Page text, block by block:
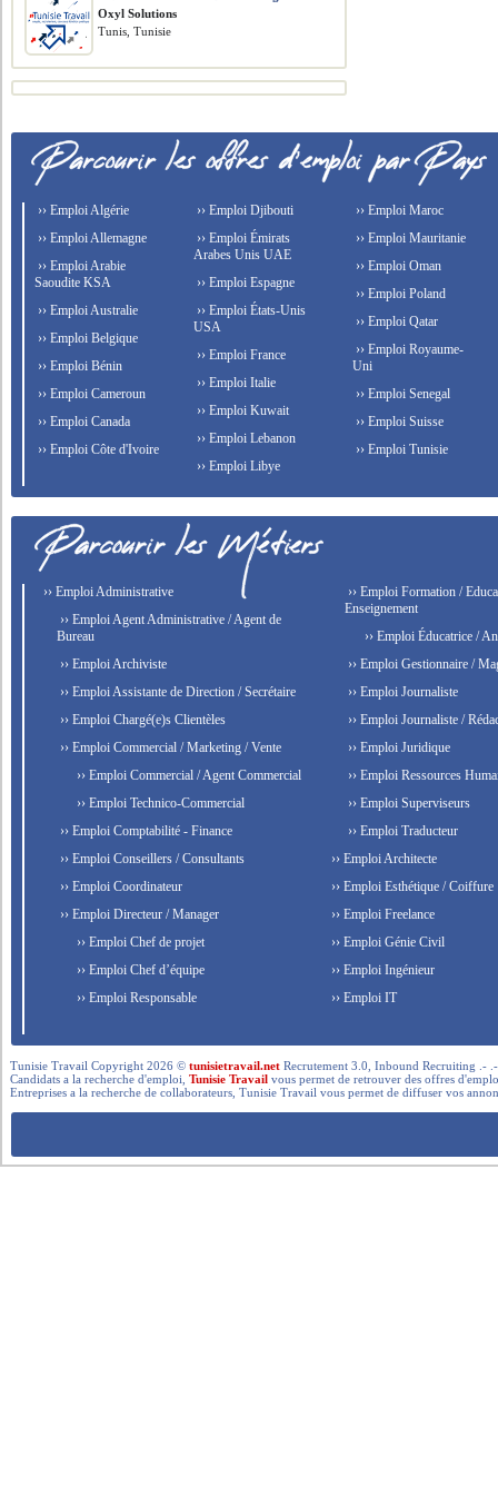
Oxyl Solutions
Tunis, Tunisie
›› Emploi Algérie
›› Emploi Allemagne
›› Emploi Arabie
Saoudite KSA
›› Emploi Australie
›› Emploi Belgique
›› Emploi Bénin
›› Emploi Cameroun
›› Emploi Canada
›› Emploi Côte d'Ivoire
›› Emploi Djibouti
›› Emploi Émirats
Arabes Unis UAE
›› Emploi Espagne
›› Emploi États-Unis
USA
›› Emploi France
›› Emploi Italie
›› Emploi Kuwait
›› Emploi Lebanon
›› Emploi Libye
›› Emploi Maroc
›› Emploi Mauritanie
›› Emploi Oman
›› Emploi Poland
›› Emploi Qatar
›› Emploi Royaume-
Uni
›› Emploi Senegal
›› Emploi Suisse
›› Emploi Tunisie
›› Emploi Administrative
›› Emploi Agent Administrative / Agent de
Bureau
›› Emploi Archiviste
›› Emploi Assistante de Direction / Secrétaire
›› Emploi Chargé(e)s Clientèles
›› Emploi Commercial / Marketing / Vente
›› Emploi Commercial / Agent Commercial
›› Emploi Technico-Commercial
›› Emploi Comptabilité - Finance
›› Emploi Conseillers / Consultants
›› Emploi Coordinateur
›› Emploi Directeur / Manager
›› Emploi Chef de projet
›› Emploi Chef d’équipe
›› Emploi Responsable
›› Emploi Formation /
Enseignement
›› Emploi Éducatrice /
›› Emploi Gestionnaire /
›› Emploi Journaliste
›› Emploi Journaliste /
›› Emploi Juridique
›› Emploi Ressources
›› Emploi Superviseurs
›› Emploi Traducteur
›› Emploi Architecte
›› Emploi Esthétique / Coiffure
›› Emploi Freelance
›› Emploi Génie Civil
›› Emploi Ingénieur
›› Emploi IT
Tunisie Travail Copyright 2026 ©tunisietravail.net Recrutement 3.0, Inbound Recruiting .-
Candidats a la recherche d'emploi,Tunisie Travail vous permet de retrouver des offres
Entreprises a la recherche de collaborateurs, Tunisie Travail vous permet de diffuser vos